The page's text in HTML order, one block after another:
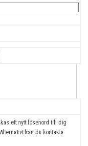
ett nytt lösenord till dig
kan du kontakta